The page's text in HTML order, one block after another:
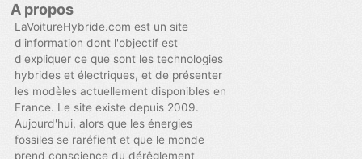
A propos
LaVoitureHybride.com est un site
d'information dont l'objectif est
d'expliquer ce que sont les technologies
hybrides et électriques, et de présenter
les modèles actuellement disponibles en
France. Le site existe depuis 2009.
Aujourd'hui, alors que les énergies
fossiles se raréfient et que le monde
prend conscience du dérêglement